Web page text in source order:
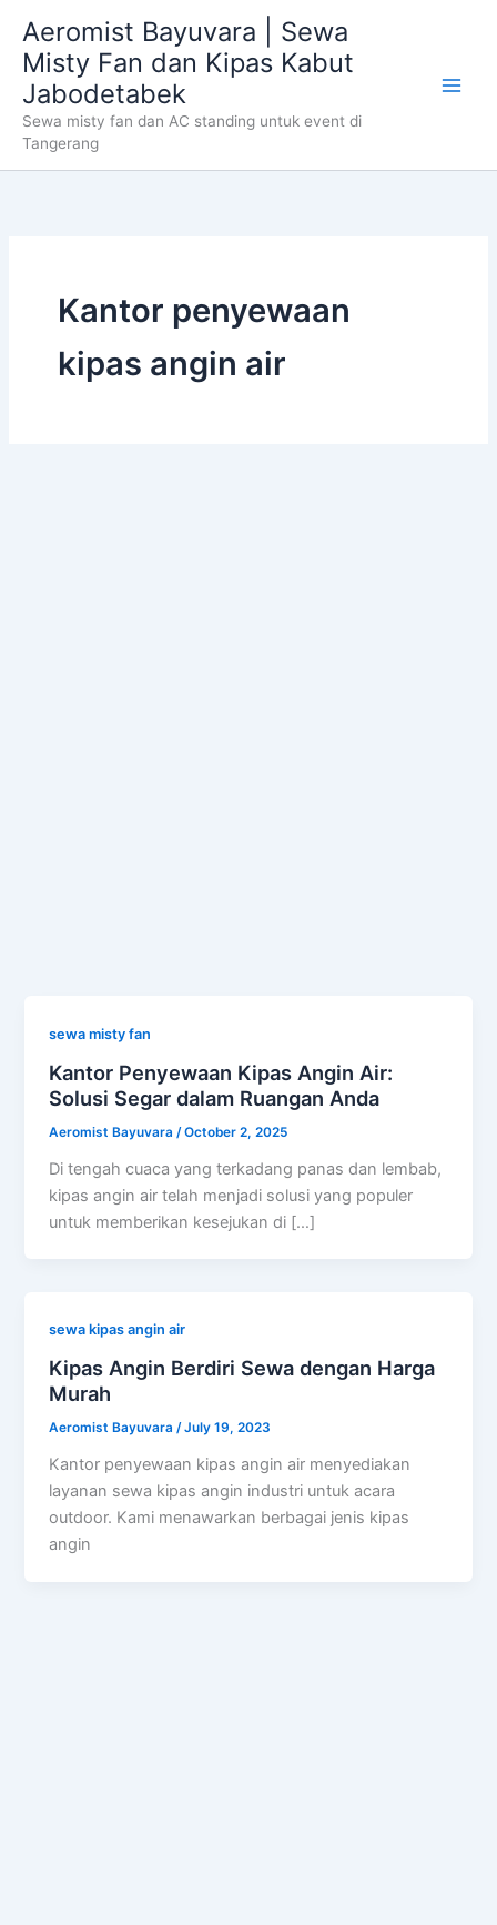
content
Aeromist Bayuvara | Sewa
Misty Fan dan Kipas Kabut
Jabodetabek
Sewa misty fan dan AC standing untuk event di
Tangerang
Kantor penyewaan
kipas angin air
sewa misty fan
Kantor Penyewaan Kipas Angin Air:
Solusi Segar dalam Ruangan Anda
Aeromist Bayuvara /October 2, 2025
Di tengah cuaca yang terkadang panas dan lembab,
kipas angin air telah menjadi solusi yang populer
untuk memberikan kesejukan di […]
sewa kipas angin air
Kipas Angin Berdiri Sewa dengan Harga
Murah
Aeromist Bayuvara/July 19, 2023
Kantor penyewaan kipas angin air menyediakan
layanan sewa kipas angin industri untuk acara
outdoor. Kami menawarkan berbagai jenis kipas
angin